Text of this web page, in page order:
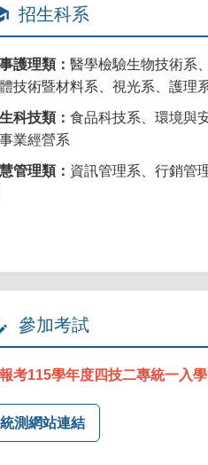
招生科系
護理類： 醫學檢驗生物技術系
技術暨材料系、視光系、護理
科技類： 食品科技系、環境與
業經營系
管理類： 資訊管理系、行銷管
參加考試
考115學年度四技二專統一入
統測網站連結